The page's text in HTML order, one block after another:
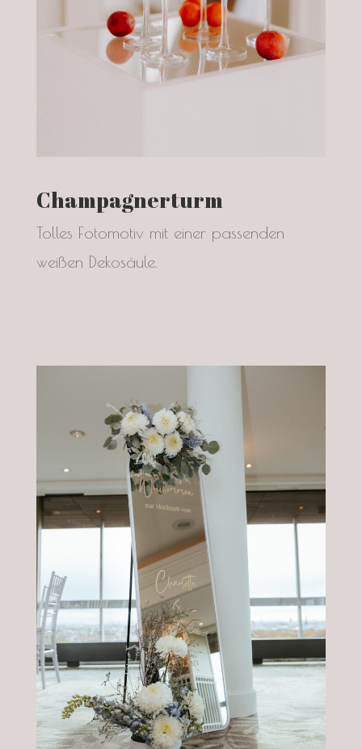
Champagnerturm
Tolles Fotomotiv mit einer passenden
weißen Dekosäule.